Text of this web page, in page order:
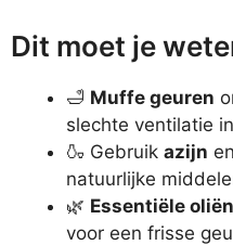
Dit moet je
🛁 Muffe geuren
slechte ventilatie
🍶 Gebruik azijn en
natuurlijke
🌿 Essentiële oliën
voor een frisse